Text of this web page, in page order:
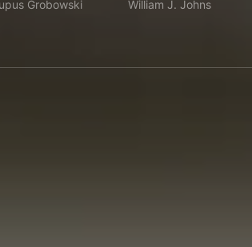
Grobowski
William J. Johns